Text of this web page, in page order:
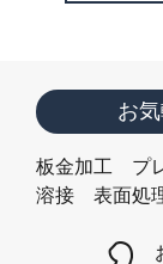
お
板金加工 プ
溶接 表面処